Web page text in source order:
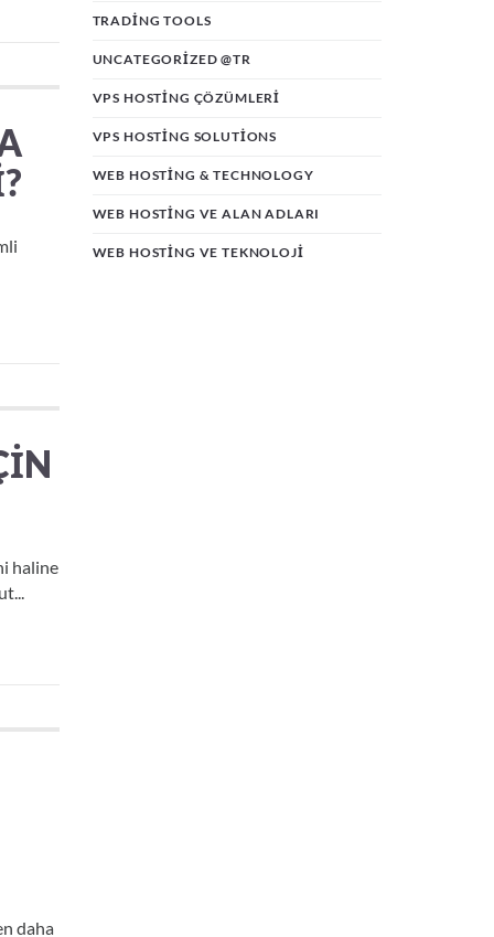
haline
daha
TRADING TOOLS
UNCATEGORIZED @TR
VPS HOSTING ÇÖZÜMLERI
VPS HOSTING SOLUTIONS
WEB HOSTING & TECHNOLOGY
WEB HOSTING VE ALAN ADLARI
WEB HOSTING VE TEKNOLOJI